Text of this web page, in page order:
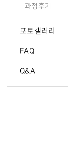
과정후기
포토갤러리
FAQ
Q&A